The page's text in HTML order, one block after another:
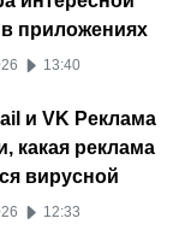
приложениях
13:40
и VK Реклама
какая реклама
вирусной
12:33